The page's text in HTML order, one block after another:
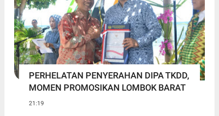
PERHELATAN PENYERAHAN DIPA TKDD,
MOMEN PROMOSIKAN LOMBOK BARAT
21:19